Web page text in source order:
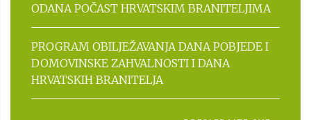
ODANA POČAST HRVATSKIM BRANITELJIMA
PROGRAM OBILJEŽAVANJA DANA POBJEDE I
DOMOVINSKE ZAHVALNOSTI I DANA
HRVATSKIH BRANITELJA